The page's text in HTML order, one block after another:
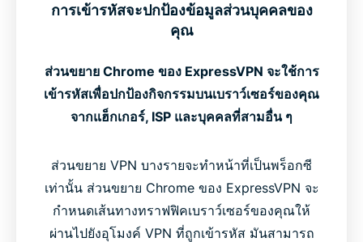
การเข้ารหัสจะปกป้องข้อมูลส่วนบุคคลของ
คุณ
ส่วนขยาย Chrome ของ ExpressVPN จะใช้การ
เข้ารหัสเพื่อปกป้องกิจกรรมบนเบราว์เซอร์ของคุณ
จากแฮ็กเกอร์, ISP และบุคคลที่สามอื่น ๆ
ส่วนขยาย VPN บางรายจะทำหน้าที่เป็นพร็อกซี
เท่านั้น ส่วนขยาย Chrome ของ ExpressVPN จะ
กำหนดเส้นทางทราฟฟิคเบราว์เซอร์ของคุณให้
ผ่านไปยังอุโมงค์ VPN ที่ถูกเข้ารหัส มันสามารถ